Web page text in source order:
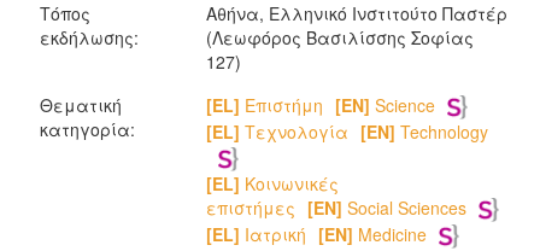
Τόπος
εκδήλωσης:
Αθήνα, Ελληνικό Ινστιτούτο Παστέρ
(Λεωφόρος Βασιλίσσης Σοφίας
127)
Θεματική
κατηγορία:
[EL] Επιστήμη [EN] Science
[EL] Τεχνολογία [EN] Technology
[EL] Κοινωνικές
επιστήμες [EN] Social Sciences
[EL] Ιατρική [EN] Medicine